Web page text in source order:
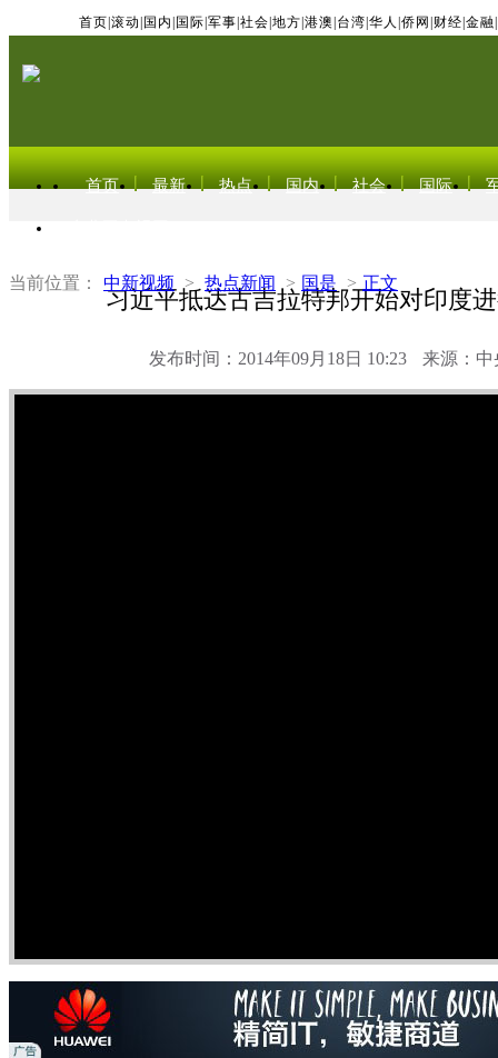
首页 滚动 国内 国际 军事 社会 地方 港澳 台湾 华人 侨网 财经 金融
首页 最新 热点 国内 社会 国际
当前位置： 中新视频 > 热点新闻 > 国是 > 正文
习近平抵达古吉拉特邦开始对印度
发布时间：2014年09月18日 10:23 来源：中